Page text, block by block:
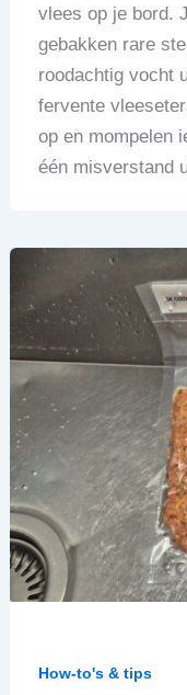
vlees op je bord.
gebakken rare
roodachtig vocht
fervente
op en mompelen
één misverstand
How-to's & tips